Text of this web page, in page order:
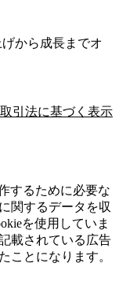
から成長までオ
引法に基づく表示
するために必要な
関するデータを収
を使用していま
載されている広告
ことになります。